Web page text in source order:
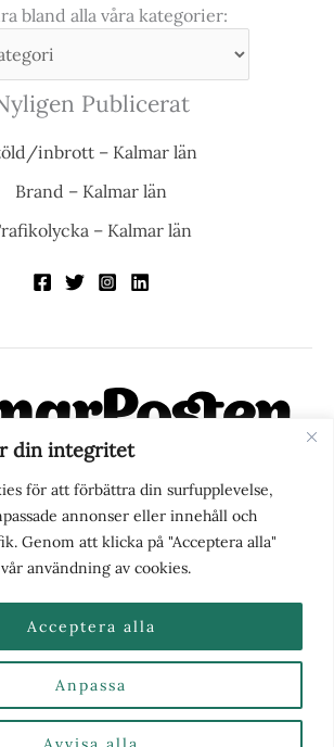
din integritet
för att förbättra din surfupplevelse,
annonser eller innehåll och
Genom att klicka på "Acceptera alla"
användning av cookies.
Anpassa
Acceptera alla
bland alla våra kategorier:
Publicerat
inbrott – Kalmar län
Brand – Kalmar län
– Kalmar län
modern lokalnyhetstidning på nätet. Med
men också med blick för det större
vi vara din självklara kanal för nyheter,
KalmarPosten grundades 1988 och
fick nya ägare 2025.
frågor?Kontakta oss
|Se alla Kategorier & Ämnen
här